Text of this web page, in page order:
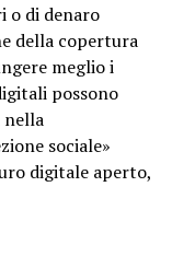
o di denaro
della copertura
meglio i
possono
nella
sociale»
digitale aperto,